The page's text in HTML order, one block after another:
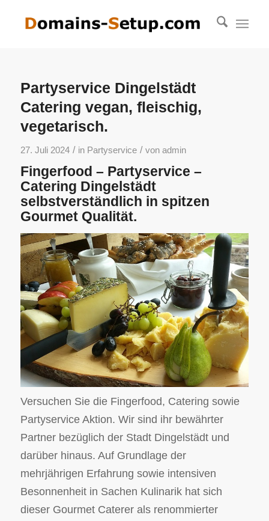
Partyservice Dingelstädt
Catering vegan, fleischig,
vegetarisch.
27. Juli 2024 / in Partyservice / von admin
Fingerfood – Partyservice –
Catering Dingelstädt
selbstverständlich in spitzen
Gourmet Qualität.
Versuchen Sie die Fingerfood, Catering sowie
Partyservice Aktion. Wir sind ihr bewährter
Partner bezüglich der Stadt Dingelstädt und
darüber hinaus. Auf Grundlage der
mehrjährigen Erfahrung sowie intensiven
Besonnenheit in Sachen Kulinarik hat sich
dieser Gourmet Caterer als renommierter